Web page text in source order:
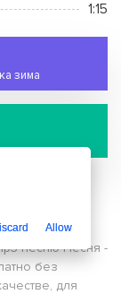
1:15
зима
песню Песня -
без
для
Allow